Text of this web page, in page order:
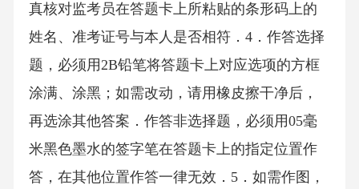
真核对监考员在答题卡上所粘贴的条形码上的
姓名、准考证号与本人是否相符．4．作答选择
题，必须用2B铅笔将答题卡上对应选项的方框
涂满、涂黑；如需改动，请用橡皮擦干净后，
再选涂其他答案．作答非选择题，必须用05毫
米黑色墨水的签字笔在答题卡上的指定位置作
答，在其他位置作答一律无效．5．如需作图，